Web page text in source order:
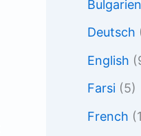
Bulgarien
Deutsch
English
Farsi (5)
French